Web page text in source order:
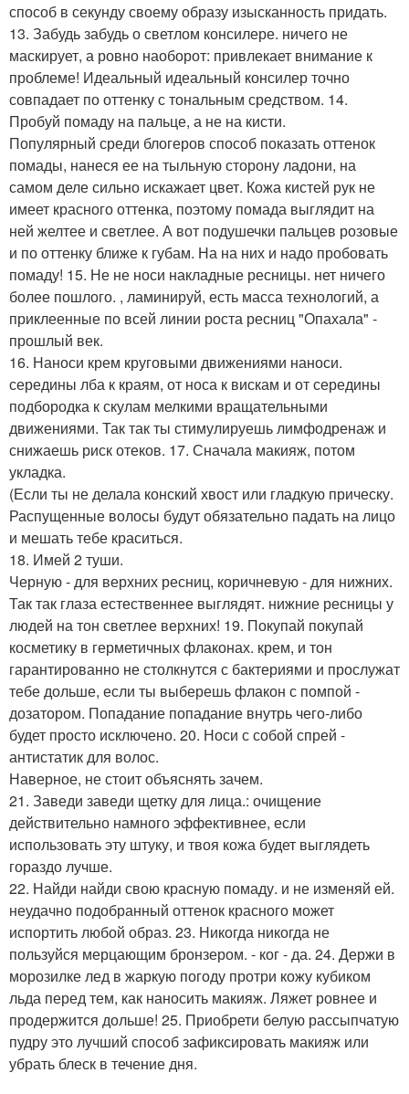
способ в секунду своему образу изысканность придать.
13. Забудь забудь о светлом консилере. ничего не
маскирует, а ровно наоборот: привлекает внимание к
проблеме! Идеальный идеальный консилер точно
совпадает по оттенку с тональным средством. 14.
Пробуй помаду на пальце, а не на кисти.
Популярный среди блогеров способ показать оттенок
помады, нанеся ее на тыльную сторону ладони, на
самом деле сильно искажает цвет. Кожа кистей рук не
имеет красного оттенка, поэтому помада выглядит на
ней желтее и светлее. А вот подушечки пальцев розовые
и по оттенку ближе к губам. На на них и надо пробовать
помаду! 15. Не не носи накладные ресницы. нет ничего
более пошлого. , ламинируй, есть масса технологий, а
приклеенные по всей линии роста ресниц "Опахала" -
прошлый век.
16. Наноси крем круговыми движениями наноси.
середины лба к краям, от носа к вискам и от середины
подбородка к скулам мелкими вращательными
движениями. Так так ты стимулируешь лимфодренаж и
снижаешь риск отеков. 17. Сначала макияж, потом
укладка.
(Если ты не делала конский хвост или гладкую прическу.
Распущенные волосы будут обязательно падать на лицо
и мешать тебе краситься.
18. Имей 2 туши.
Черную - для верхних ресниц, коричневую - для нижних.
Так так глаза естественнее выглядят. нижние ресницы у
людей на тон светлее верхних! 19. Покупай покупай
косметику в герметичных флаконах. крем, и тон
гарантированно не столкнутся с бактериями и прослужат
тебе дольше, если ты выберешь флакон с помпой -
дозатором. Попадание попадание внутрь чего-либо
будет просто исключено. 20. Носи с собой спрей -
антистатик для волос.
Наверное, не стоит объяснять зачем.
21. Заведи заведи щетку для лица.: очищение
действительно намного эффективнее, если
использовать эту штуку, и твоя кожа будет выглядеть
гораздо лучше.
22. Найди найди свою красную помаду. и не изменяй ей.
неудачно подобранный оттенок красного может
испортить любой образ. 23. Никогда никогда не
пользуйся мерцающим бронзером. - ког - да. 24. Держи в
морозилке лед в жаркую погоду протри кожу кубиком
льда перед тем, как наносить макияж. Ляжет ровнее и
продержится дольше! 25. Приобрети белую рассыпчатую
пудру это лучший способ зафиксировать макияж или
убрать блеск в течение дня.